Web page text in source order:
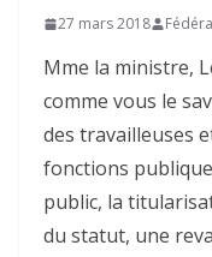
27 mars 2018
Mme la ministre,
comme vous le
des travailleuses
fonctions
public, la
du statut, une